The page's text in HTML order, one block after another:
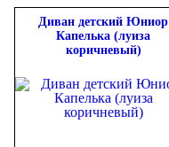
Диван детский Юниор
Капелька (луиза
коричневый)